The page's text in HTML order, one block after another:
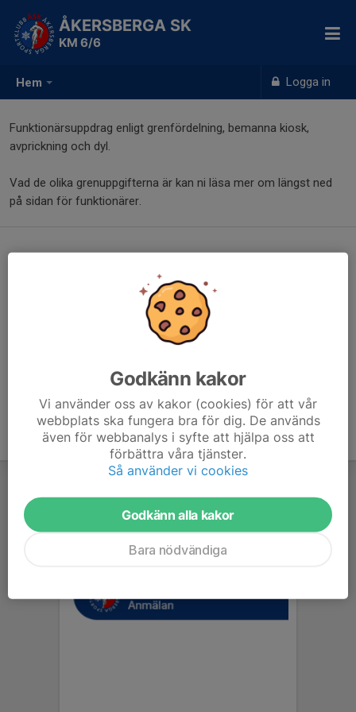
Hem Logga in
ÅKERSBERGA SK
KM 6/6
Funktionärsuppdrag enligt grenfördelning, bemanna kiosk,
avprickning och dyl.
Vad de olika grenuppgifterna är kan ni läsa mer om längst ned
på sidan för funktionärer.
Godkänn kakor
Vi använder oss av kakor (cookies) för att vår
webbplats ska fungera bra för dig. De används
även för webbanalys i syfte att hjälpa oss att
förbättra våra tjänster.
Så använder vi cookies
Godkänn alla kakor
Bara nödvändiga